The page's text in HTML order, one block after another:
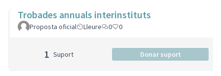
Trobades annuals interinstituts
Proposta oficial Lleure 0 0
1 Suport Donar suport